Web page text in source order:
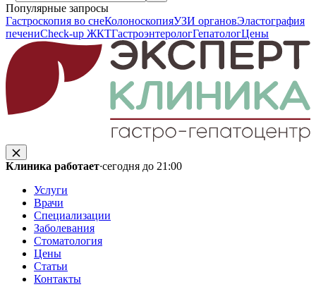
Популярные запросы
Гастроскопия во снеКолоноскопияУЗИ органовЭластография
печениCheck-up ЖКТГастроэнтерологГепатологЦены
Клиника работает·сегодня до 21:00
Услуги
Врачи
Специализации
Заболевания
Стоматология
Цены
Статьи
Контакты